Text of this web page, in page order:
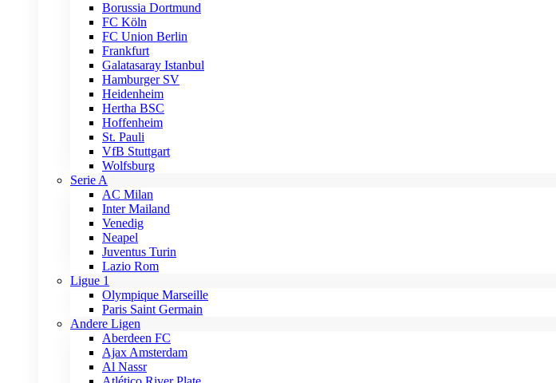
Borussia Dortmund
FC Köln
FC Union Berlin
Frankfurt
Galatasaray Istanbul
Hamburger SV
Heidenheim
Hertha BSC
Hoffenheim
St. Pauli
VfB Stuttgart
Wolfsburg
Serie A
AC Milan
Inter Mailand
Venedig
Neapel
Juventus Turin
Lazio Rom
Ligue 1
Olympique Marseille
Paris Saint Germain
Andere Ligen
Aberdeen FC
Ajax Amsterdam
Al Nassr